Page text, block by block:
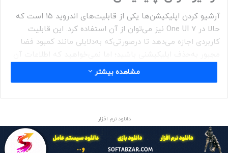
آرشیو کردن اپلیکیشن‌ها یکی از قابلیت‌های اندروید ۱۵ است که
حالا در One UI 7 نیز می‌توان از آن استفاده کرد. این قابلیت
کاربردی اجازه می‌دهد تا درصورتی‌که به‌دلایلی مانند کمبود فضا
(App data) از بین برود، با آرشیو کردنش فقط خود برنامه را حذف
کرده و اطلاعات آن‌را در مسیرهای مختلف حفظ کنید.
در این وضعیت، اپلیکیشن حذف می‌شود؛ اما آیکون آن در لانچر
مشاهده بیشتر
دانلود نرم افزار